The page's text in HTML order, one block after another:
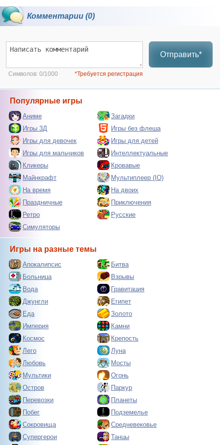
Комментарии (0)
Отправить*
Символов: 0/1000 *Требуется регистрация
Популярные игры
Аниме
Загадки
Игры 3Д
Игры без флеша
Игры для девочек
Игры для детей
Игры для мальчиков
Интеллектуальные
Кликеры
Кровавые
Майнкрафт
Мультиплеер (IO)
На время
На двоих
Праздничные
Приключения
Ретро
Русские
Симуляторы
Игры на разные темы
Апокалипсис
Битва
Больница
Взрывы
Вода
Гравитация
Джунгли
Египет
Еда
Золото
Империя
Камни
Космос
Крепость
Лего
Луна
Любовь
Мосты
Мультики
Огонь
Остров
Паркур
Перевозки
Планеты
Побег
Подземелье
Сокровища
Средневековье
Супергерои
Танцы